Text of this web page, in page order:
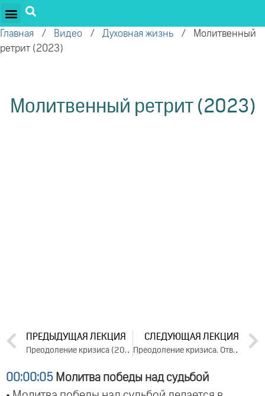
Главная / Видео / Духовная жизнь /
Молитвенный
ретрит (2023)
Молитвенный ретрит (2023)
ПРЕДЫДУЩАЯ ЛЕКЦИЯ
Преодоление кризиса (2023)
СЛЕДУЮЩАЯ ЛЕКЦИЯ
Преодоление кризиса. Ответы на вопросы (2023)
00:00:05 Молитва победы над судьбой